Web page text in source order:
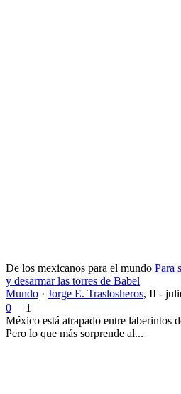
De los mexicanos para el mundo Para
y desarmar las torres de Babel
Mundo · Jorge E. Traslosheros, II -
0
1
México está atrapado entre laberintos
Pero lo que más sorprende al...